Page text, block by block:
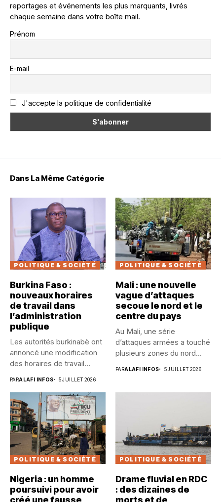
reportages et événements les plus marquants, livrés
chaque semaine dans votre boîte mail.
Prénom
E-mail
J'accepte la politique de confidentialité
Dans La Même Catégorie
POLITIQUE & SOCIÉTÉ
Burkina Faso :
nouveaux horaires
de travail dans
l’administration
publique
Les autorités burkinabè ont
annoncé une modification
des horaires de travail
PARALAFI INFOS 5 JUILLET 2026
POLITIQUE & SOCIÉTÉ
Mali : une nouvelle
vague d’attaques
secoue le nord et le
centre du pays
Au Mali, une série
d’attaques armées a touché
plusieurs zones du nord...
PARALAFI INFOS 5 JUILLET 2026
POLITIQUE & SOCIÉTÉ
Nigeria : un homme
poursuivi pour avoir
créé une fausse
POLITIQUE & SOCIÉTÉ
Drame fluvial en RDC
: des dizaines de
morts et de